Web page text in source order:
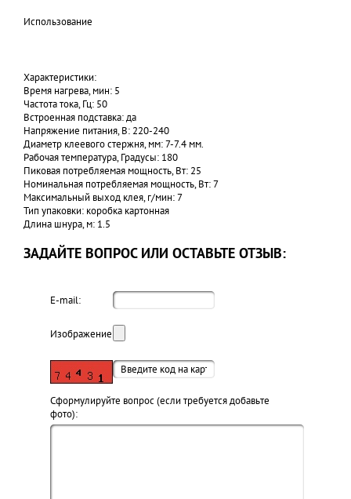
Использование
Характеристики:
Время нагрева, мин: 5
Частота тока, Гц: 50
Встроенная подставка: да
Напряжение питания, В: 220-240
Диаметр клеевого стержня, мм: 7-7.4 мм.
Рабочая температура, Градусы: 180
Пиковая потребляемая мощность, Вт: 25
Номинальная потребляемая мощность, Вт: 7
Максимальный выход клея, г/мин: 7
Тип упаковки: коробка картонная
Длина шнура, м: 1.5
ЗАДАЙТЕ ВОПРОС ИЛИ ОСТАВЬТЕ ОТЗЫВ:
E-mail:
Изображение:
Cформулируйте вопрос (если требуется добавьте
фото):